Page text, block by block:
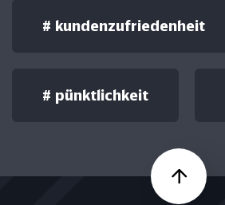
# kundenzufriedenheit
# pünktlichkeit
Nach oben